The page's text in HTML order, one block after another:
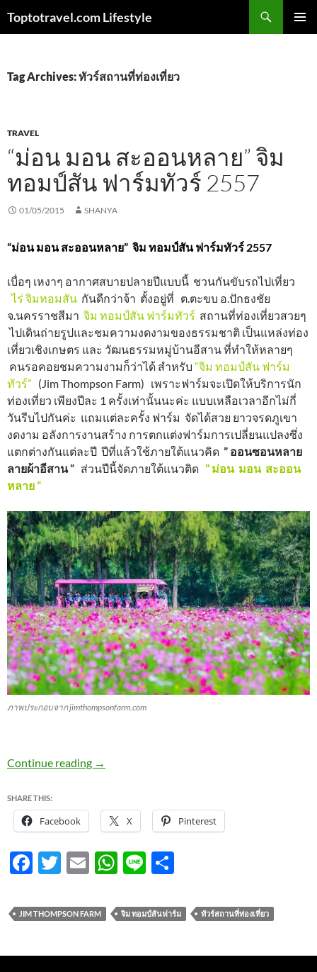
Toptotravel.com Lifestyle
Tag Archives: ทัวร์สถานที่ท่องเที่ยว
TRAVEL
“ม่อน มอน สะออนหลาย” จิม
ทอมป์สัน ฟาร์มทัวร์ 2557
01/05/2015 SHANYA
“ม่อน มอน สะออนหลาย” จิม ทอมป์สัน ฟาร์มทัวร์ 2557
เบื่อๆ เหงาๆ อากาศสบายปลายปีแบบนี้ ชวนกันขับรถไปเที่ยว
ไร่ จิมทอมสัน กันดีกว่าจ้า ตั้งอยู่ที่ ต.ตะขบ อ.ปักธงชัย
จ.นครราชสีมา จิม ทอมป์สัน ฟาร์มทัวร์ สถานที่ท่องเที่ยวสวยๆ
ไปเดินถ่ายรูปและชมความงดงามของธรรมชาติ เป็นแหล่งท่อง
เที่ยวเชิงเกษตร และ วัฒนธรรมหมู่บ้านอีสาน ที่ทำให้หลายๆ
คนรอคอยชมความงามก็ว่าได้ สำหรับ “จิม ทอมป์สัน ฟาร์ม
ทัวร์” (Jim Thompson Farm) เพราะฟาร์มจะเปิดให้บริการนัก
ท่องเที่ยว เพียงปีละ 1 ครั้งเท่านั้นนะค่ะ แบบเหลือเวลาอีกไม่กี่
วันรีบไปกันค่ะ แถมแต่ละครั้ง ฟาร์ม จัดได้สวย ยาวจรดภูเขา
งดงาม อลังการงานสร้าง การตกแต่งฟาร์มการเปลี่ยนแปลงซึ่ง
แตกต่างกันแต่ละปี ปีที่แล้วใช้ภายใต้แนวคิด ” ออนซอนหลาย
ลายผ้าอีสาน “ ส่วนปีนี้จัดภายใต้แนวติด ” ม่อน มอน สะออน
หลาย “
ภาพประกอบจาก jimthompsonfarm.com
Continue reading “ม่อน มอน สะออนหลาย” จิม ทอมป์สัน ฟาร์มทั
→
SHARE THIS:
Facebook X Pinterest
F
e
b
o
T
itt
er
E
ail
W
at
s
A
Li
e ar
e
JIM THOMPSON FARM จิม ทอมป์สันฟาร์ม ทัวร์สถานที่ท่องเที่ยว